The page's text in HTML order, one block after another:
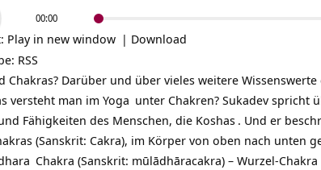
00:00
Play in new window | Download
RSS
Chakras? Darüber und über vieles weitere
versteht man im Yoga unter Chakren? Sukadev spricht
Fähigkeiten des Menschen, die Koshas . Und er
(Sanskrit: Cakra), im Körper von oben nach unten
Chakra (Sanskrit: mūlādhāracakra) – Wurzel-Chakra